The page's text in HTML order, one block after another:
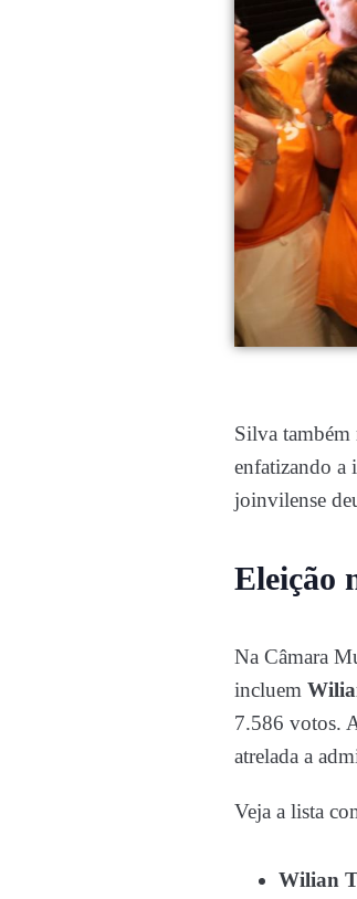
Silva também
enfatizando a
joinvilense
Eleição
Na Câmara
incluem
7.586 votos.
atrelada a
Veja a lista
Wilian